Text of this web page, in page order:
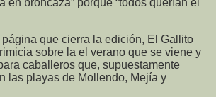
en broncaza” porque “todos querían el
que cierra la edición, El Gallito
sobre la el verano que se viene y
caballeros que, supuestamente
las playas de Mollendo, Mejía y